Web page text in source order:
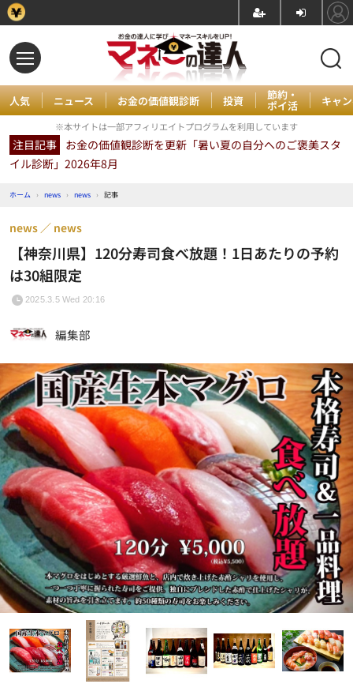
人気 ニュース お金の価値観診断 投資 節約・
ポイ活 キャ
※本サイトは一部アフィリエイトプログラムを利用しています
注目記事 お金の価値観診断を更新「暑い夏の自分へのご褒美スタ
イル診断」2026年8月
ホーム › news › news › 記事
【神奈川県】120分寿司食べ放題！1日あたりの予約
は30組限定
news news
2025.3.5 Wed 20:16
編集部